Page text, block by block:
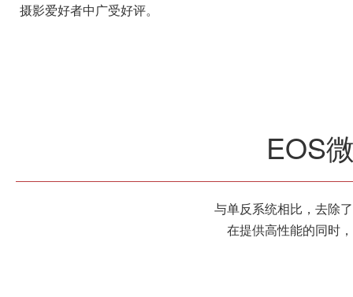
摄影爱好者中广受好评。
EOS
与单反系统相比，去除
在提供高性能的同时